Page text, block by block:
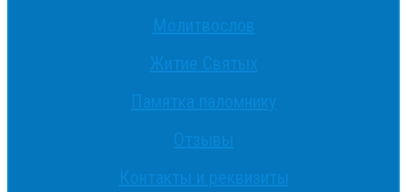
Молитвослов
Житие Святых
Памятка паломнику
Отзывы
Контакты и реквизиты